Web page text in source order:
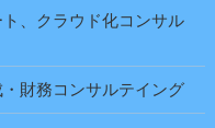
、クラウド化コンサル
財務コンサルテイング